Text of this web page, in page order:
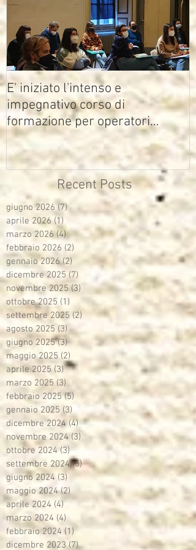
E' iniziato l'intenso e
impegnativo corso di
formazione per operatori
multimediali Avisco
Recent Posts
giugno 2026 (7)7 post
aprile 2026 (1)
marzo 2026 (4)4 post
febbraio 2026 (2)
gennaio 2026 (2) 2 post
dicembre 2025 (7) 7 post
novembre 2025 (3) 3 post
ottobre 2025 (1) 1 post
settembre 2025 (2)2 post
agosto 2025 (3) 3 post
giugno 2025 (3)3 post
maggio 2025 (2) 2 post
aprile 2025 (3)3 post
marzo 2025 (3)3 post
febbraio 2025 (5)5 post
gennaio 2025 (3)3 post
dicembre 2024 (4)4 post
novembre 2024 (3) 3 post
ottobre 2024 (3)3 post
settembre 2024 (5)5 post
giugno 2024 (3) 3 post
maggio 2024 (2)2 post
aprile 2024 (4)4 post
marzo 2024 (4)4 post
febbraio 2024 (1)1 post
dicembre 2023 (7)7 post